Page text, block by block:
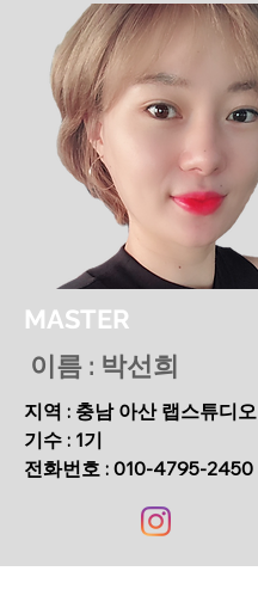
MASTER
이름 : 박선희
지역 : 충남 아산 랩스튜디오
기수 : 1기
전화번호 : 010-4795-2450